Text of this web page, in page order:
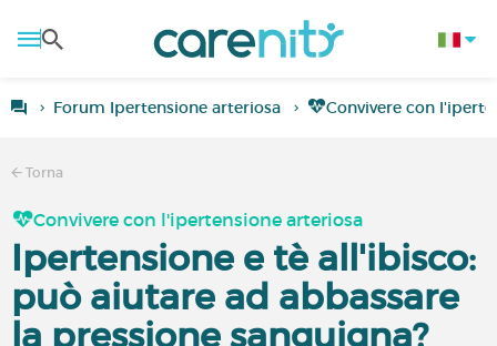
Forum Ipertensione arteriosa Convivere con
Torna
Convivere con l'ipertensione arteriosa
Ipertensione e tè all'ibisco:
può aiutare ad abbassare
la pressione sanguigna?